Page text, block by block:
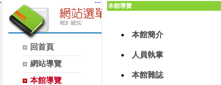
回首頁
網站導覽
本館導覽
本館導覽
本館簡介
人員執掌
本館雜誌